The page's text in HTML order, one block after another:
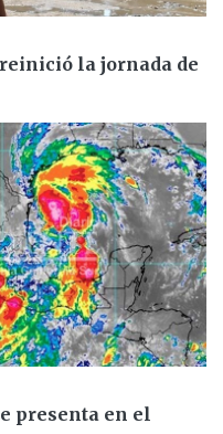
la jornada de
presenta en el